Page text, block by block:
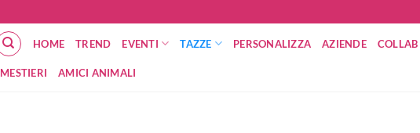
HOME TREND EVENTI TAZZE PERSONALIZZA AZIENDE COLLAB
MESTIERI AMICI ANIMALI